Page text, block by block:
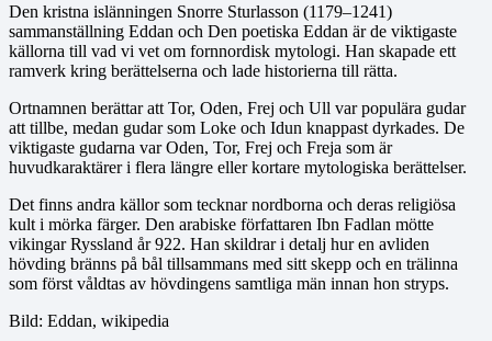
Den kristna islänningen Snorre Sturlasson (1179–1241)
sammanställning Eddan och Den poetiska Eddan är de viktigaste
källorna till vad vi vet om fornnordisk mytologi. Han skapade ett
ramverk kring berättelserna och lade historierna till rätta.
Ortnamnen berättar att Tor, Oden, Frej och Ull var populära gudar
att tillbe, medan gudar som Loke och Idun knappast dyrkades. De
viktigaste gudarna var Oden, Tor, Frej och Freja som är
huvudkaraktärer i flera längre eller kortare mytologiska berättelser.
Det finns andra källor som tecknar nordborna och deras religiösa
kult i mörka färger. Den arabiske författaren Ibn Fadlan mötte
vikingar Ryssland år 922. Han skildrar i detalj hur en avliden
hövding bränns på bål tillsammans med sitt skepp och en trälinna
som först våldtas av hövdingens samtliga män innan hon stryps.
Bild: Eddan, wikipedia